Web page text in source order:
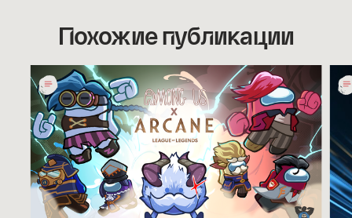
Похожие публикации
Персонажи
из
"Аркейна"
в
Among Us